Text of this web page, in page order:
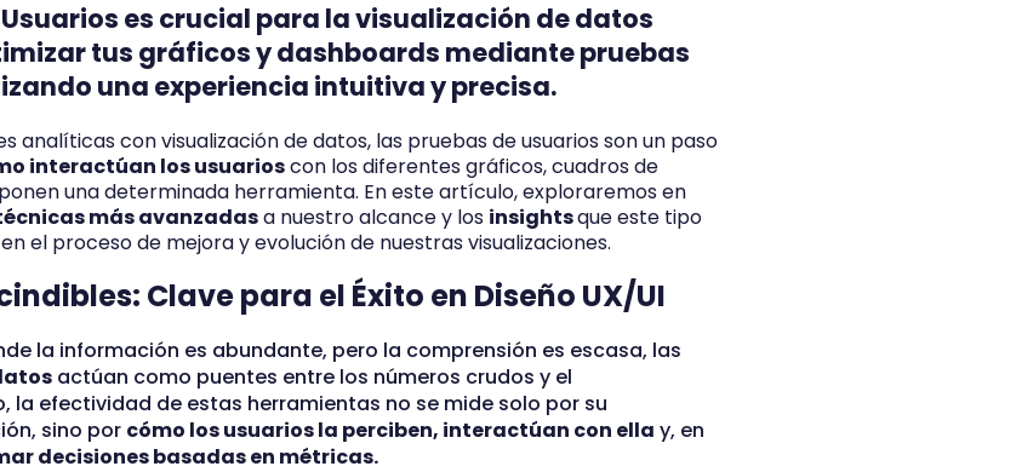
es crucial para la visualización de datos
tus gráficos y dashboards mediante pruebas
una experiencia intuitiva y precisa.
analíticas con visualización de datos, las pruebas de usuarios son un paso
interactúan los usuarioscon los diferentes gráficos, cuadros de
una determinada herramienta. En este artículo, exploraremos en
más avanzadasa nuestro alcance y los insightsque este tipo
el proceso de mejora y evolución de nuestras visualizaciones.
Clave para el Éxito en Diseño UX/UI
la información es abundante, pero la comprensión es escasa, las
actúan como puentes entre los números crudos y el
la efectividad de estas herramientas no se mide solo por su
sino por cómo los usuarios la perciben, interactúan con ella y, en
decisiones basadas en métricas.